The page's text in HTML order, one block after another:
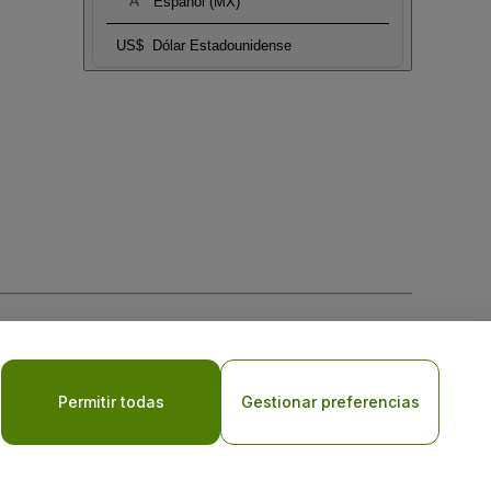
US$ Dólar Estadounidense
laPolítica de Privacidad para Móviles
Permitir todas Gestionar preferencias